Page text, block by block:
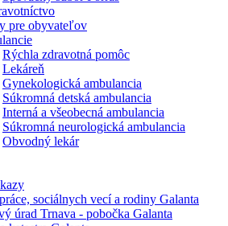
pre obyvateľov
Rýchla zdravotná pomôc
Lekáreň
Gynekologická ambulancia
Súkromná detská ambulancia
Interná a všeobecná ambulancia
Súkromná neurologická ambulancia
Obvodný lekár
sociálnych vecí a rodiny Galanta
úrad Trnava - pobočka Galanta